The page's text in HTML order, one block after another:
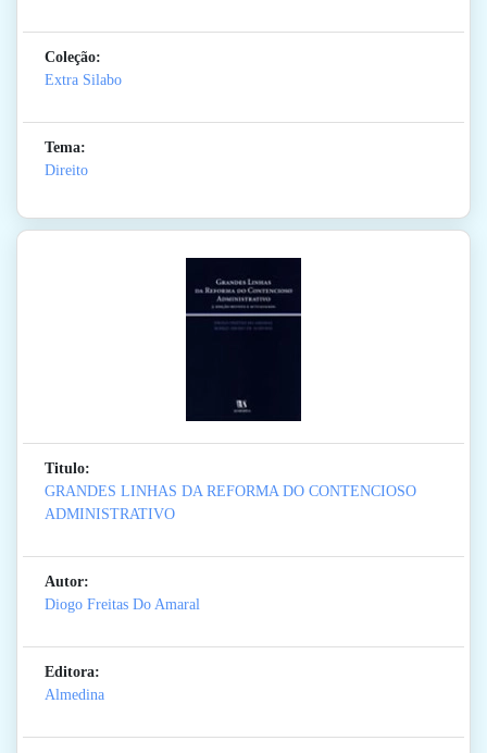
Coleção:
Extra Silabo
Tema:
Direito
Titulo:
GRANDES LINHAS DA REFORMA DO CONTENCIOSO
ADMINISTRATIVO
Autor:
Diogo Freitas Do Amaral
Editora:
Almedina